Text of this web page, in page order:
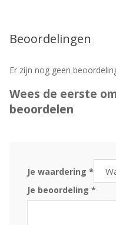
Beoordelingen
Er zijn nog geen
Wees de eerste
beoordelen
Je waardering *
Je beoordeling *